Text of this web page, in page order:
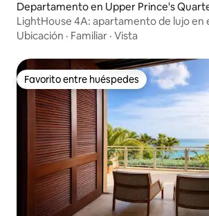
Departamento en Upper Prince's
LightHouse 4A: apartamento de lujo en
Oceanfront
Ubicación · Familiar · Vista
Favorito entre huéspedes
Favorito entre huéspedes